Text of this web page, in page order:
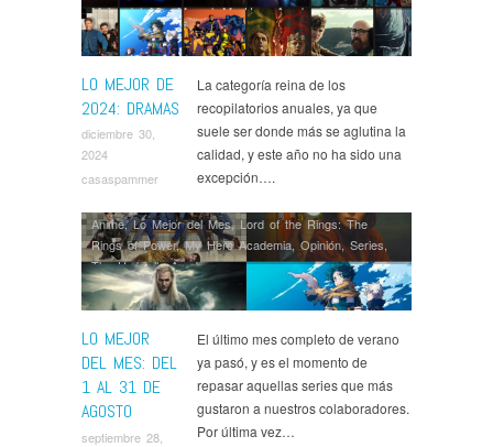
LO MEJOR DE
2024: DRAMAS
diciembre 30,
2024
casaspammer
Mejor del Año,Marvel,My Hero Academia,Opinión,
Rapa,Series,Shogun,Star Wars The Bad Batch,The
Umbrella Academy,X-Men 97
La categoría reina de los
recopilatorios anuales, ya que
suele ser donde más se aglutina la
calidad, y este año no ha sido una
excepción….
LO MEJOR
DEL MES: DEL
1 AL 31 DE
AGOSTO
septiembre 28,
Anime,Lo Mejor del Mes,Lord of the Rings: The
Rings of Power,My Hero Academia,Opinión,Series,
The Umbrella Academy
El último mes completo de verano
ya pasó, y es el momento de
repasar aquellas series que más
gustaron a nuestros colaboradores.
Por última vez…